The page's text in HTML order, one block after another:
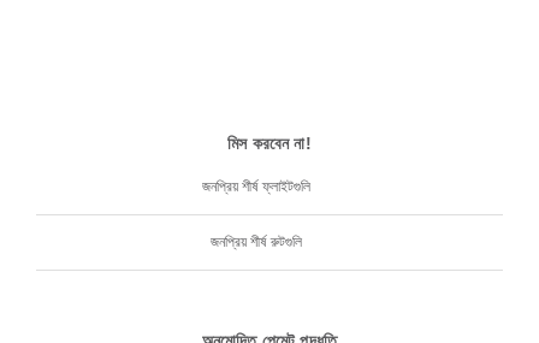
মিস করবেন না!
জনপ্রিয় শীর্ষ ফ্লাইটগুলি
জনপ্রিয় শীর্ষ রুটগুলি